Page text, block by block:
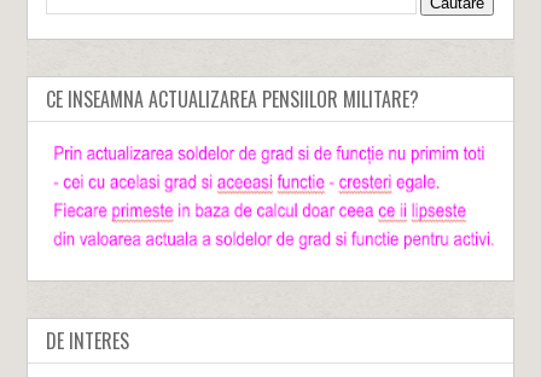
CE INSEAMNA ACTUALIZAREA PENSIILOR MILITARE?
DE INTERES